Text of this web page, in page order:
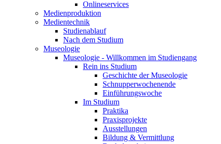
Onlineservices
Medienproduktion
Medientechnik
Studienablauf
Nach dem Studium
Museologie
Museologie - Willkommen im Studiengang
Rein ins Studium
Geschichte der Museologie
Schnupperwochenende
Einführungswoche
Im Studium
Praktika
Praxisprojekte
Ausstellungen
Bildung & Vermittlung